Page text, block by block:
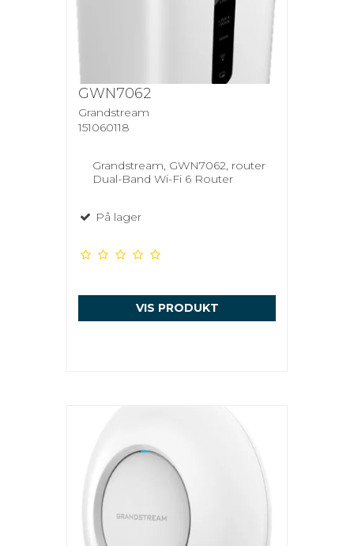
GWN7062
Grandstream
151060118
Grandstream, GWN7062, router
Dual-Band Wi-Fi 6 Router
På lager
VIS PRODUKT